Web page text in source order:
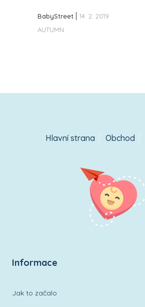
BabyStreet 14. 2. 2019
AUTUMN
Hlavní strana Obchod
Informace
Jak to začalo